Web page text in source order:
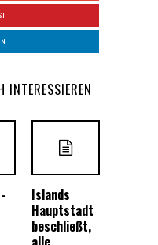
INTERESSIEREN
Islands
Hauptstadt
beschließt,